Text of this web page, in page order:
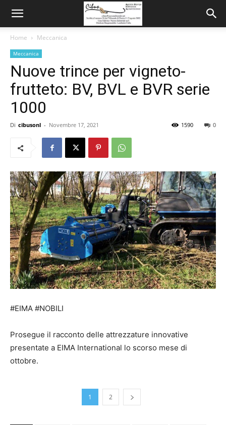
Home Meccanica
Meccanica
Nuove trince per vigneto-
frutteto: BV, BVL e BVR serie
1000
Di cibusonl - Novembre 17, 2021 0
1590
#EIMA #NOBILI
Prosegue il racconto delle attrezzature innovative
presentate a EIMA International lo scorso mese di
ottobre.
1 2